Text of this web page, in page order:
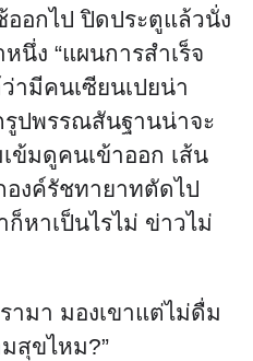
ออกไป ปิดประตูแล้วนั่ง
นึ่ง “แผนการสำเร็จ
ามีคนเซียนเปยน่า
รูปพรรณสันฐานน่าจะ
ข้มดูคนเข้าออก เส้น
งค์รัชทายาทตัดไป
หาเป็นไรไม่ ข่าวไม่
มา มองเขาแต่ไม่ดื่ม
สุขไหม?”